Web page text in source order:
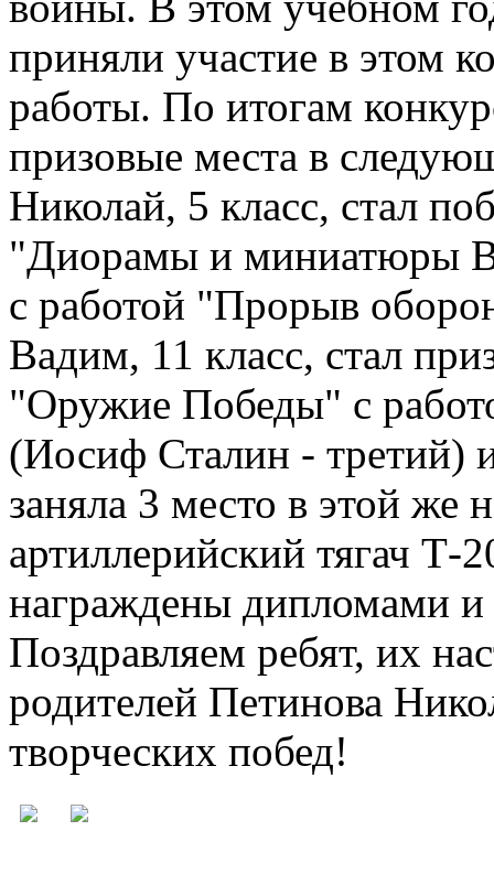
приняли участие в этом
работы. По итогам
призовые места в
Николай, 5 класс, стал
"Диорамы и миниатюры
с работой "Прорыв
Вадим, 11 класс, стал
"Оружие Победы" с
(Иосиф Сталин - третий)
заняла 3 место в этой же
артиллерийский тягач Т-
награждены дипломами
Поздравляем ребят, их
родителей Петинова
творческих побед!